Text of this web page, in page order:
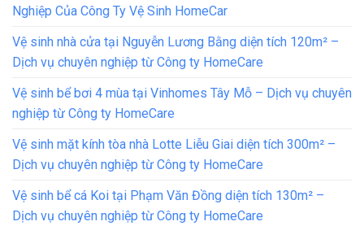
Nghiệp Của Công Ty Vệ Sinh HomeCar
Vệ sinh nhà cửa tại Nguyễn Lương Bằng diện tích 120m² –
Dịch vụ chuyên nghiệp từ Công ty HomeCare
Vệ sinh bể bơi 4 mùa tại Vinhomes Tây Mỗ – Dịch vụ chuyên
nghiệp từ Công ty HomeCare
Vệ sinh mặt kính tòa nhà Lotte Liễu Giai diện tích 300m² –
Dịch vụ chuyên nghiệp từ Công ty HomeCare
Vệ sinh bể cá Koi tại Phạm Văn Đồng diện tích 130m² –
Dịch vụ chuyên nghiệp từ Công ty HomeCare